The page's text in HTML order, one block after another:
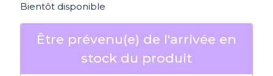
Bientôt disponible
Être prévenu(e) de l'arrivée en
stock du produit